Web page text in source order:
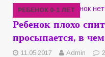
РЕБЕНОК 0-1 ЛЕТ
Ребенок плохо
просыпается, в
11.05.2017 Admin 2